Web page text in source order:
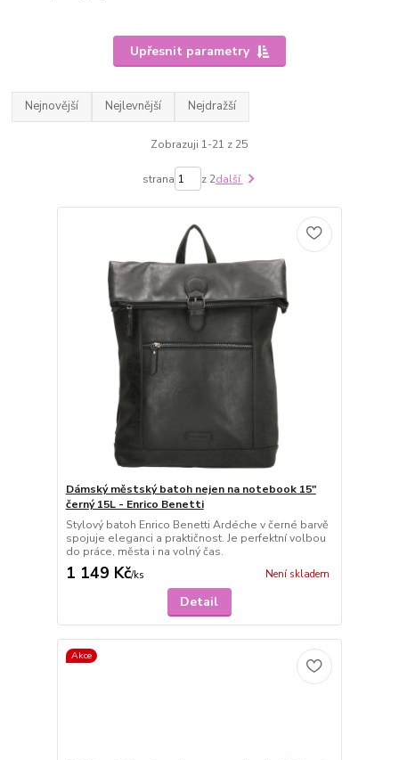
Upřesnit parametry
Nejnovější Nejlevnější Nejdražší
Zobrazuji 1-21 z 25
strana z 2další
Dámský městský batoh nejen na notebook 15"
černý 15L - Enrico Benetti
Stylový batoh Enrico Benetti Ardéche v černé barvě
spojuje eleganci a praktičnost. Je perfektní volbou
do práce, města i na volný čas.
1 149 Kč/ks Není skladem
Detail
Akce